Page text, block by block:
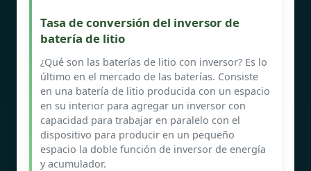
Tasa de conversión del inversor de
batería de litio
¿Qué son las baterías de litio con inversor? Es lo
último en el mercado de las baterías. Consiste
en una batería de litio producida con un espacio
en su interior para agregar un inversor con
capacidad para trabajar en paralelo con el
dispositivo para producir en un pequeño
espacio la doble función de inversor de energía
y acumulador.